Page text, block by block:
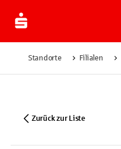
Standorte Filialen
Zurück zur Liste